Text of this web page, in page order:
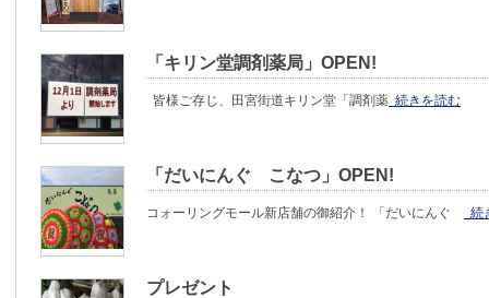
「キリン堂調剤薬局」OPEN!
皆様ご存じ、田宮街道キリン堂「調剤薬 続きを読む
「だいにんぐ こなつ」OPEN!
コォーリングモール新店舗の御紹介！ 「だいにんぐ 続
プレゼント